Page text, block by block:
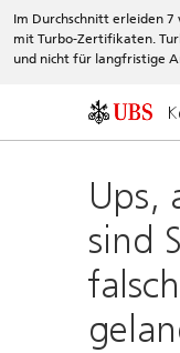
Im Durchschnitt erleiden
mit Turbo-Zertifikaten.
und nicht für langfristige
Ups,
sind